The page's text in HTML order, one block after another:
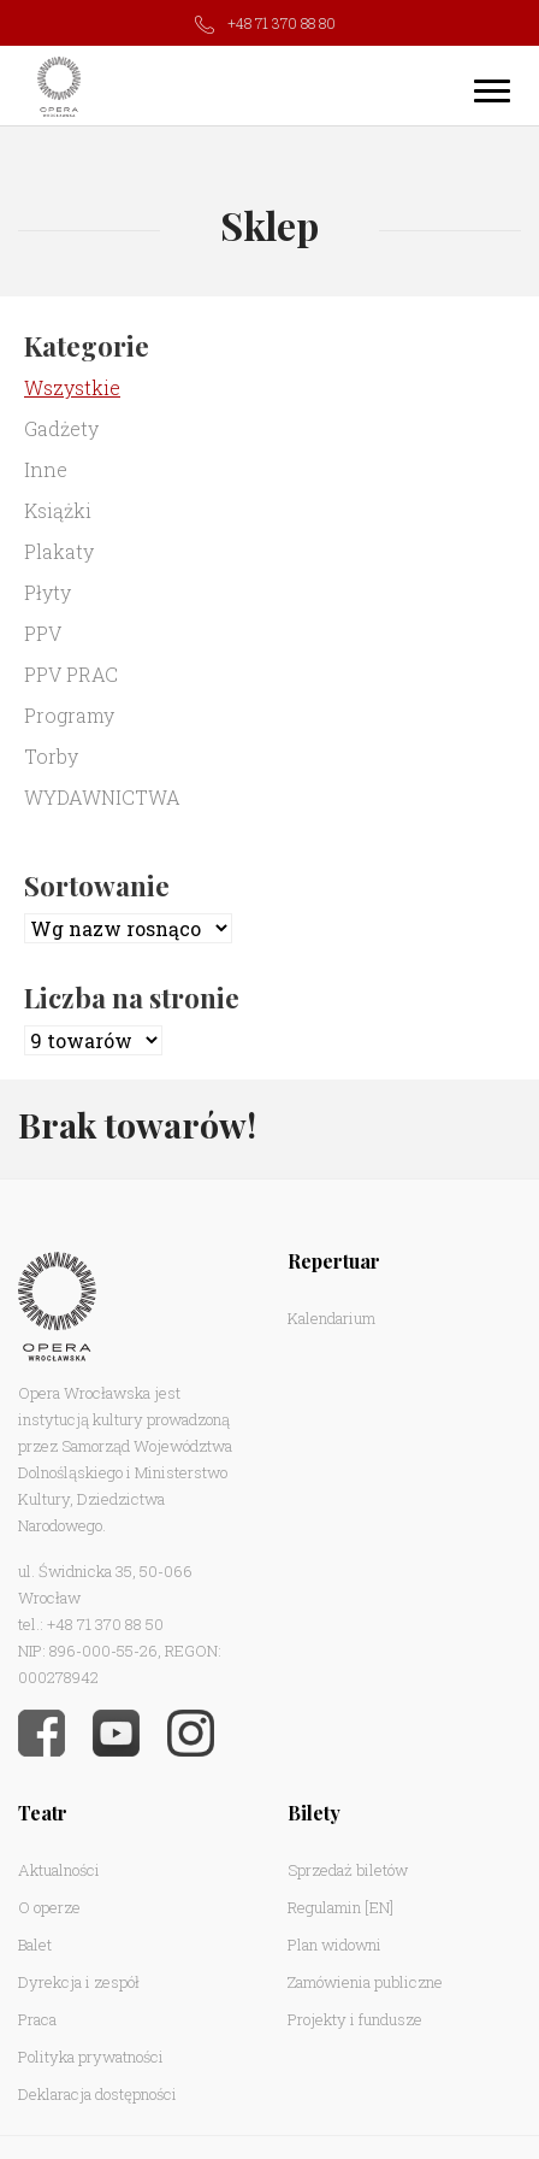
+48 71 370 88 80
Sklep
Kategorie
Wszystkie
Gadżety
Inne
Książki
Plakaty
Płyty
PPV
PPV PRAC
Programy
Torby
WYDAWNICTWA
Sortowanie
Liczba na stronie
Brak towarów!
Opera Wrocławska jest
instytucją kultury prowadzoną
przez Samorząd Województwa
Dolnośląskiego i Ministerstwo
Kultury, Dziedzictwa
Narodowego.
ul. Świdnicka 35, 50-066
Wrocław
tel.: +48 71 370 88 50
NIP: 896-000-55-26, REGON:
000278942
Repertuar
Kalendarium
Teatr
Aktualności
O operze
Balet
Dyrekcja i zespół
Praca
Polityka prywatności
Deklaracja dostępności
Bilety
Sprzedaż biletów
Regulamin [EN]
Plan widowni
Zamówienia publiczne
Projekty i fundusze